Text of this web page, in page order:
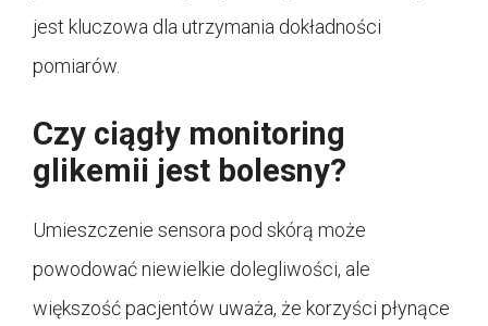
jest kluczowa dla utrzymania dokładności
pomiarów.
Czy ciągły monitoring
glikemii jest bolesny?
Umieszczenie sensora pod skórą może
powodować niewielkie dolegliwości, ale
większość pacjentów uważa, że korzyści płynące